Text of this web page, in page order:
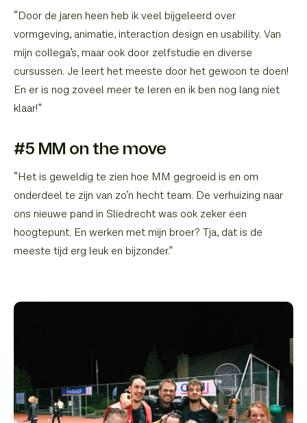
“Door de jaren heen heb ik veel bijgeleerd over
vormgeving, animatie, interaction design en usability. Van
mijn collega’s, maar ook door zelfstudie en diverse
cursussen. Je leert het meeste door het gewoon te doen!
En er is nog zoveel meer te leren en ik ben nog lang niet
klaar!”
#5 MM on the move
“Het is geweldig te zien hoe MM gegroeid is en om
onderdeel te zijn van zo’n hecht team. De verhuizing naar
ons nieuwe pand in Sliedrecht was ook zeker een
hoogtepunt. En werken met mijn broer? Tja, dat is de
meeste tijd erg leuk en bijzonder.”